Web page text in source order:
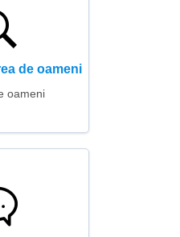
de oameni
oameni